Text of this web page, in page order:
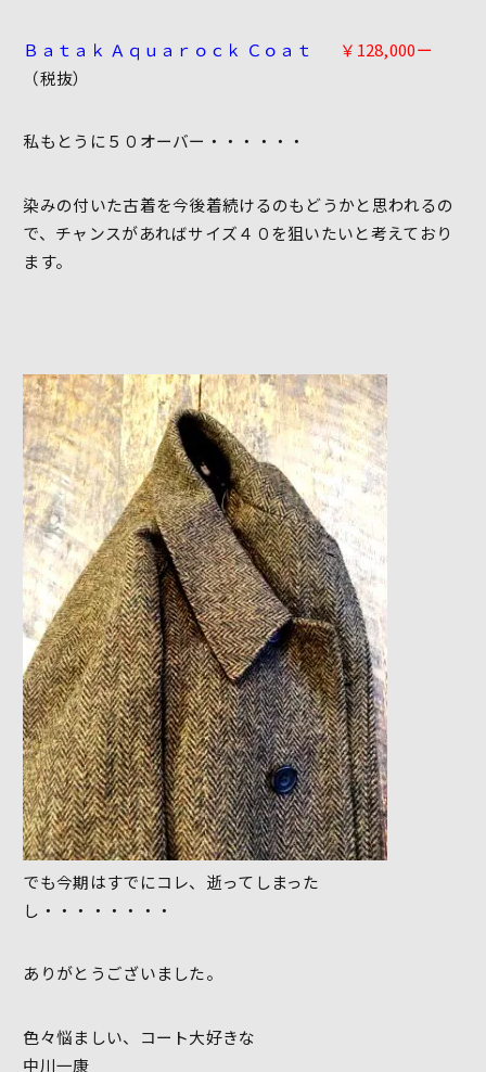
Ｂａｔａｋ Ａｑｕａｒｏｃｋ Ｃｏａｔ
￥128,000ー
（税抜）
私もとうに５０オーバー・・・・・・
染みの付いた古着を今後着続けるのもどうかと思われるの
で、チャンスがあればサイズ４０を狙いたいと考えており
ます。
でも今期はすでにコレ、逝ってしまった
し・・・・・・・・
ありがとうございました。
色々悩ましい、コート大好きな
中川一康